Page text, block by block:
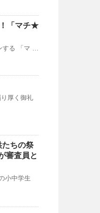
「マチ★
する 「マ …
厚く御礼
たちの祭
審査員と
小中学生